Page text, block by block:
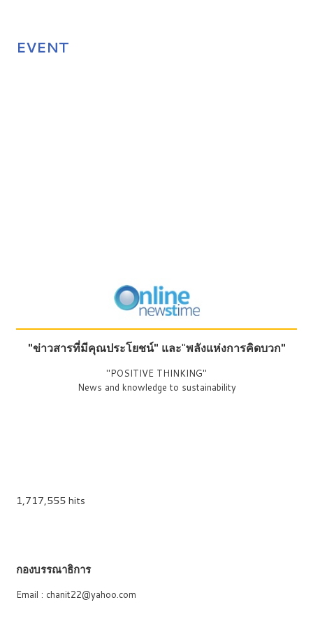
EVENT
"ข่าวสารที่มีคุณประโยชน์" และ"พลังแห่งการคิดบวก"
"POSITIVE THINKING"
News and knowledge to sustainability
1,717,555 hits
กองบรรณาธิการ
Email : chanit22@yahoo.com